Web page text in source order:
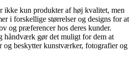
ikke kun produkter af høj kvalitet, men
i forskellige størrelser og designs for at
og præferencer hos deres kunder.
håndværk gør det muligt for dem at
og beskytter kunstværker, fotografier og